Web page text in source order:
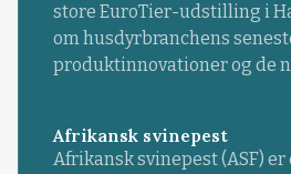
store EuroTier-udstilling i
om husdyrbranchens
produktinnovationer og de
Afrikansk svinepest
Afrikansk svinepest (ASF) er